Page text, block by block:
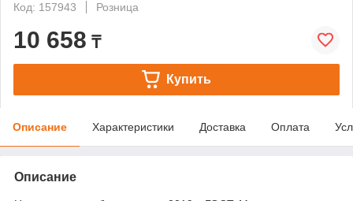
Код: 157943
Розница
10 658 ₸
Купить
Описание Характеристики Доставка Оплата
Описание